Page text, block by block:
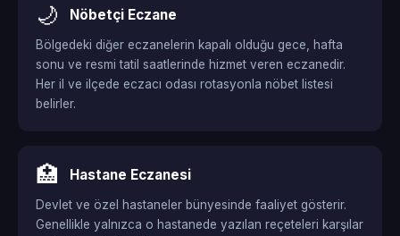
🌙 Nöbetçi Eczane
Bölgedeki diğer eczanelerin kapalı olduğu gece, hafta
sonu ve resmi tatil saatlerinde hizmet veren eczanedir.
Her il ve ilçede eczacı odası rotasyonla nöbet listesi
belirler.
🏥 Hastane Eczanesi
Devlet ve özel hastaneler bünyesinde faaliyet gösterir.
Genellikle yalnızca o hastanede yazılan reçeteleri karşılar